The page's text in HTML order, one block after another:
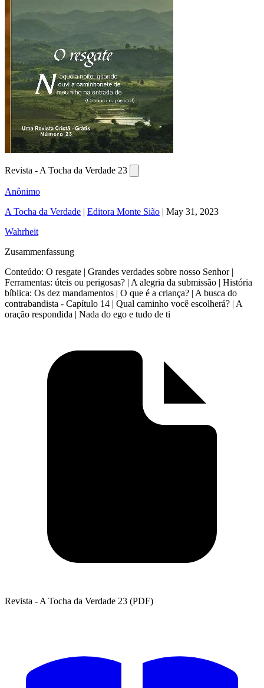
Revista - A Tocha da Verdade 23
Anônimo
A Tocha da Verdade | Editora Monte Sião | May 31, 2023
Wahrheit
Zusammenfassung
Conteúdo: O resgate | Grandes verdades sobre nosso Senhor |
Ferramentas: úteis ou perigosas? | A alegria da submissão | História
bíblica: Os dez mandamentos | O que é a criança? | A busca do
contrabandista - Capítulo 14 | Qual caminho você escolherá? | A
oração respondida | Nada do ego e tudo de ti
Revista - A Tocha da Verdade 23 (PDF)